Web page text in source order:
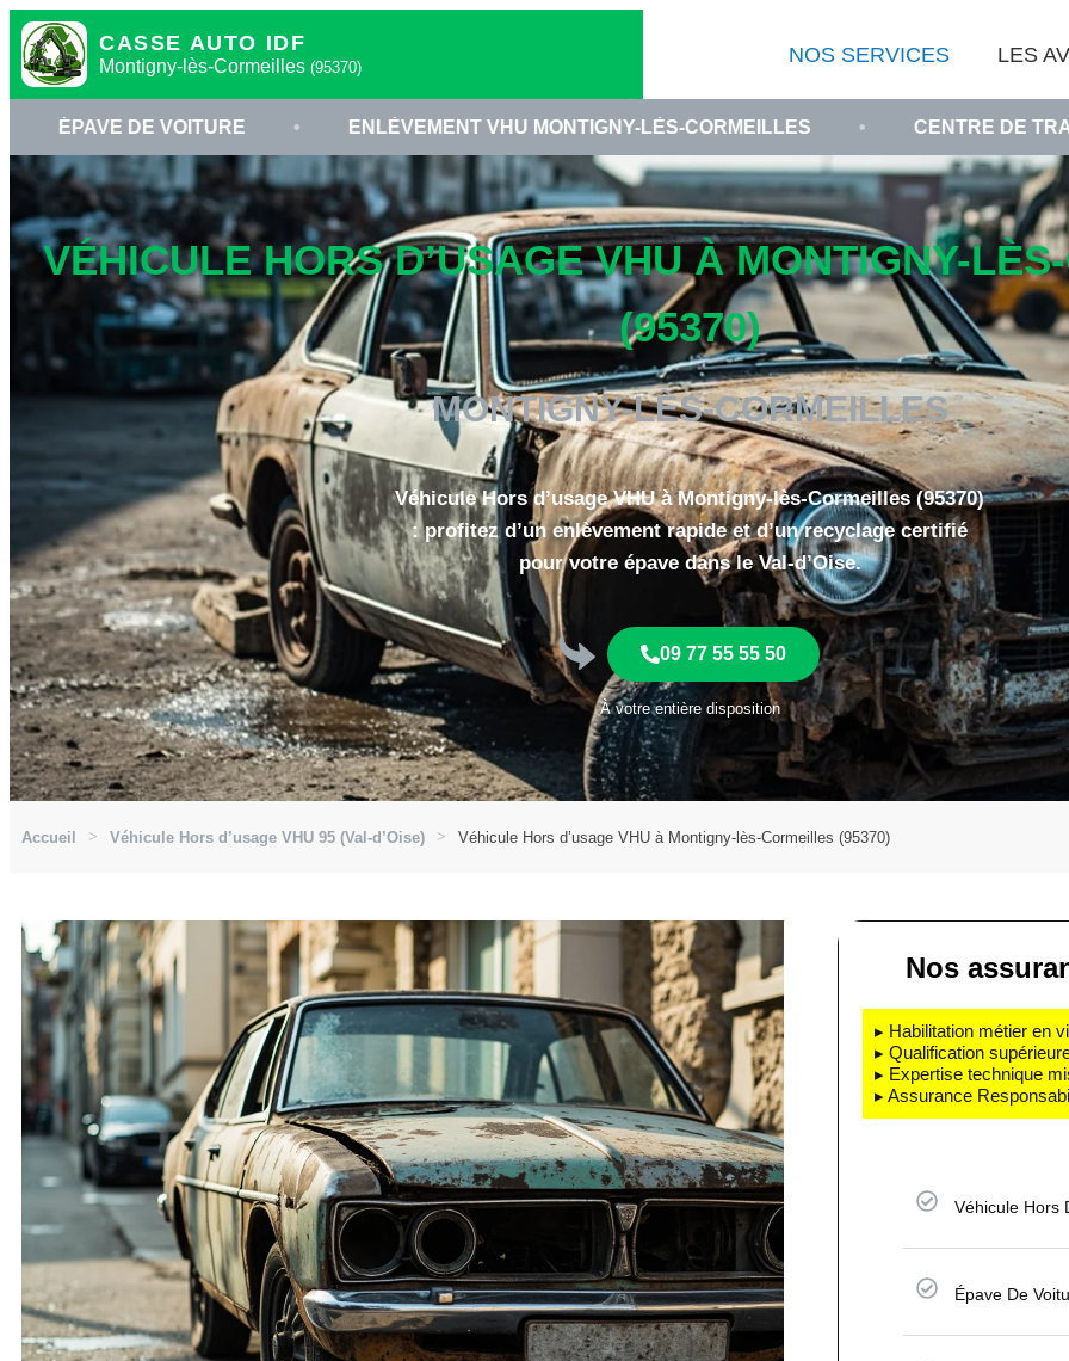
CASSE AUTO IDF
Montigny-lès-Cormeilles (95370)
NOS SERVICES LES
VOITURE • ENLÈVEMENT VHU MONTIGNY-LÈS-CORMEILLES • CENTRE DE TRAITEMENT
VÉHICULE HORS D’USAGE VHU À MONTIGNY-
(95370)
MONTIGNY-LÈS-CORMEILLES
Véhicule Hors d’usage VHU à Montigny-lès-Cormeilles (95370)
: profitez d’un enlèvement rapide et d’un recyclage certifié
pour votre épave dans le Val-d’Oise.
09 77 55 55 50
À votre entière disposition
Accueil Véhicule Hors d’usage VHU 95 (Val-d’Oise) Véhicule Hors d’usage VHU à Montigny-lès-Cormeilles (95370)
Nos
▸ Habilitation métier en
▸ Qualification
▸ Expertise technique
▸ Assurance
Véhicule Hors
Épave De